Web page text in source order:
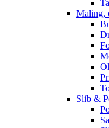
Maling,
Slib &